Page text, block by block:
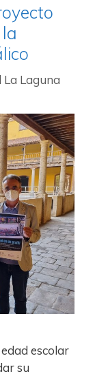
Laguna
escolar
su